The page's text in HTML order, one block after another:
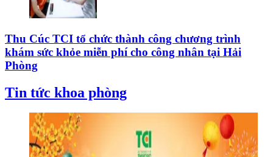
Thu Cúc TCI tổ chức thành công chương trình
khám sức khỏe miễn phí cho công nhân tại Hải
Phòng
Tin tức khoa phòng